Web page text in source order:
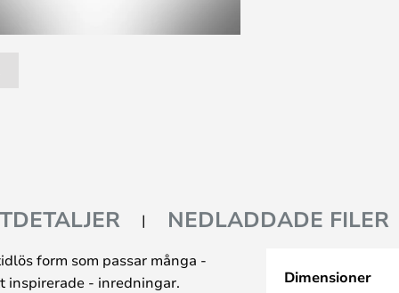
NEDLADDADE FILER
form som passar många -
inspirerade - inredningar.
Dimensioner